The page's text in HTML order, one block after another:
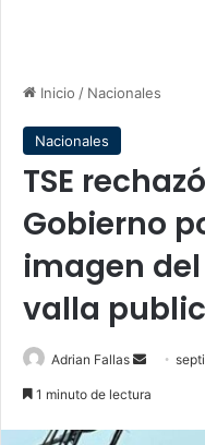
Inicio / Nacionales
Nacionales
TSE
Gobierno
imagen
valla
Adrian Fallas
Send
1 minuto de lectura